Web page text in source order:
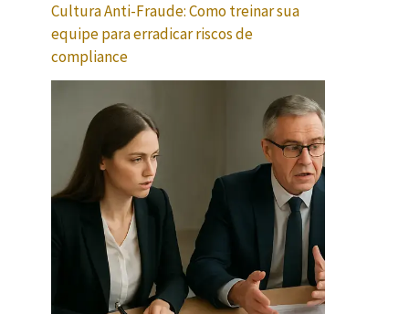
Cultura Anti-Fraude: Como treinar sua
equipe para erradicar riscos de
compliance